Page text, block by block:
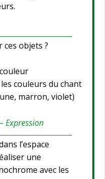
objets ?
couleurs du chant
marron, violet)
Expression
l’espace
une
avec les